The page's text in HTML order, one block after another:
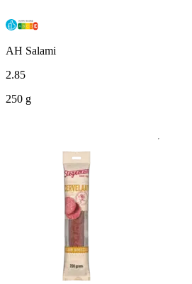
AH Salami
2.85
250 g